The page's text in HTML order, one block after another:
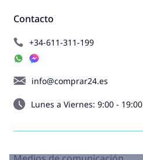
Contacto
+34-611-311-199
info@comprar24.es
Lunes a Viernes: 9:00 - 19:00